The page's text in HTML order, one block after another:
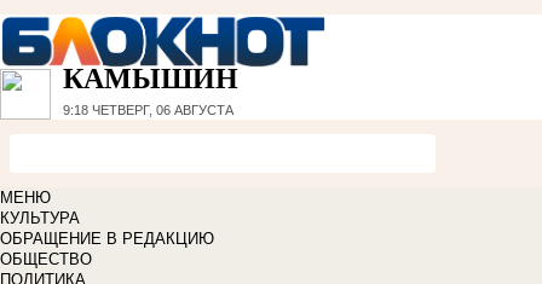
КАМЫШИН
9:18 ЧЕТВЕРГ, 06 АВГУСТА
МЕНЮ
КУЛЬТУРА
ОБРАЩЕНИЕ В РЕДАКЦИЮ
ОБЩЕСТВО
ПОЛИТИКА